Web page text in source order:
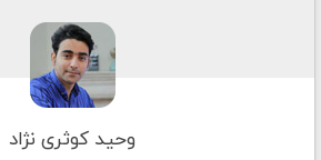
وحید کوثری نژاد